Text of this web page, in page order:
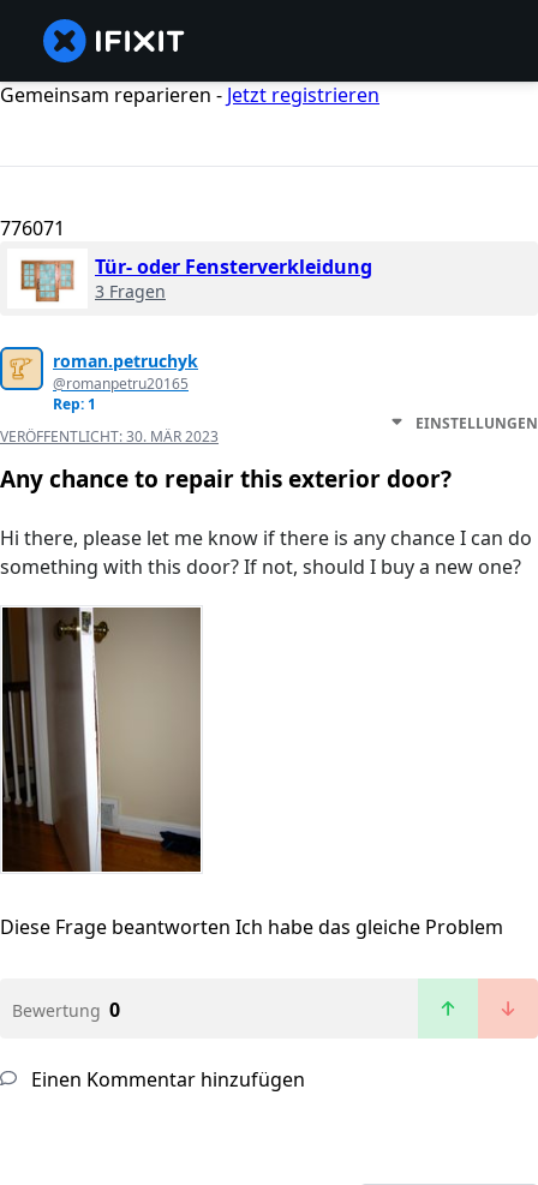
Gemeinsam reparieren - Jetzt registrieren
776071
Tür- oder Fensterverkleidung
3 Fragen
roman.petruchyk
@romanpetru20165
Rep: 1
VERÖFFENTLICHT:30. MÄR 2023
EINSTELLUNGEN
Any chance to repair this exterior door?
Hi there, please let me know if there is any chance I can do
something with this door? If not, should I buy a new one?
Diese Frage beantworten Ich habe das gleiche Problem
Bewertung 0
Einen Kommentar hinzufügen